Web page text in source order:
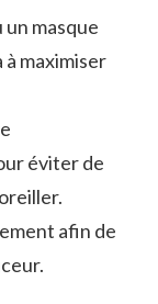
masque
à maximiser
éviter de
afin de